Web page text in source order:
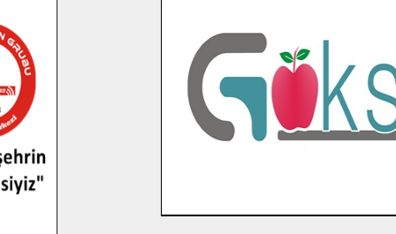
Bertiz’in Yeni Köprüsünde Sona